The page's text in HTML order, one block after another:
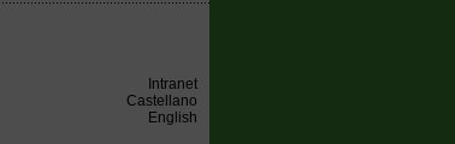
Intranet
Castellano
English